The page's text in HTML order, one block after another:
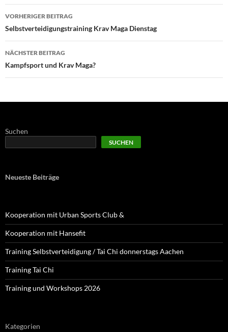
Beitragsnavigation
VORHERIGER BEITRAG
Selbstverteidigungstraining Krav Maga Dienstag
NÄCHSTER BEITRAG
Kampfsport und Krav Maga?
Suchen
SUCHEN
Neueste Beiträge
Kooperation mit Urban Sports Club &
Kooperation mit Hansefit
Training Selbstverteidigung / Tai Chi donnerstags Aachen
Training Tai Chi
Training und Workshops 2026
Kategorien